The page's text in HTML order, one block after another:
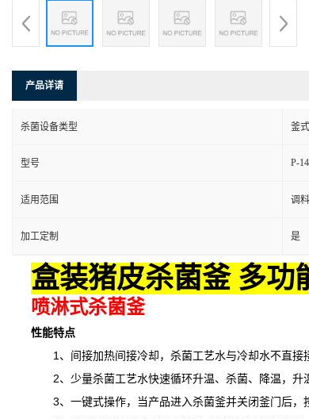
产品详请
杀菌设备类型 釜式
型号 P-
适用范围 调
加工定制 是
盒装猪皮杀菌釜 多功
喷淋式杀菌釜
性能特点
1、间接加热间接冷却，杀菌工艺水与冷却水不直接
2、少量杀菌工艺水快速循环升温、杀菌、降温，升
3、一键式操作，当产品进入杀菌釜并关闭釜门后，